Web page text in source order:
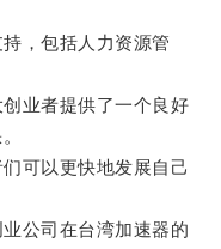
，包括人力资源管
业者提供了一个良好
可以更快地发展自己
公司在台湾加速器的